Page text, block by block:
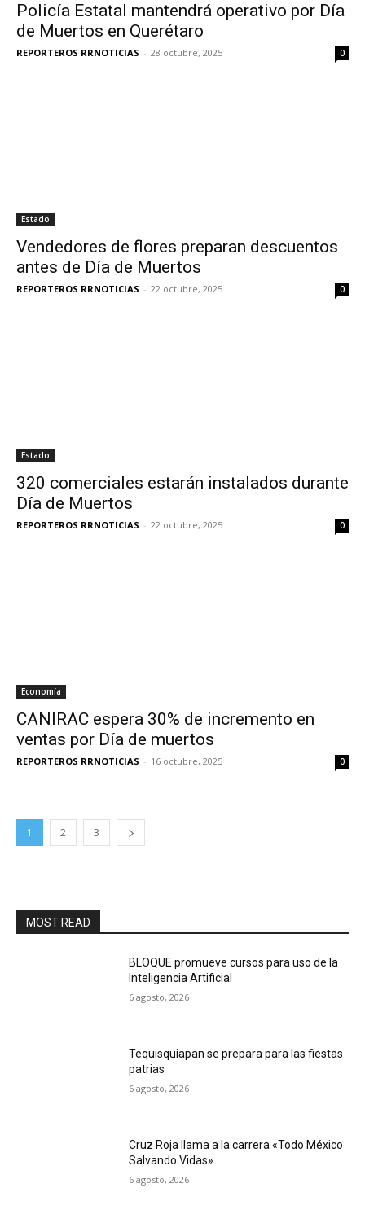
Policía Estatal mantendrá operativo por Día
de Muertos en Querétaro
REPORTEROS RRNOTICIAS - 28 octubre, 2025 0
Estado
Vendedores de flores preparan descuentos
antes de Día de Muertos
REPORTEROS RRNOTICIAS - 22 octubre, 2025 0
Estado
320 comerciales estarán instalados durante
Día de Muertos
REPORTEROS RRNOTICIAS - 22 octubre, 2025 0
Economía
CANIRAC espera 30% de incremento en
ventas por Día de muertos
REPORTEROS RRNOTICIAS - 16 octubre, 2025 0
1 2 3
MOST READ
BLOQUE promueve cursos para uso de la
Inteligencia Artificial
6 agosto, 2026
Tequisquiapan se prepara para las fiestas
patrias
6 agosto, 2026
Cruz Roja llama a la carrera «Todo México
Salvando Vidas»
6 agosto, 2026